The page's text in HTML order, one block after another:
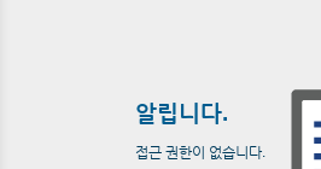
알립니다.
접근 권한이 없습니다.